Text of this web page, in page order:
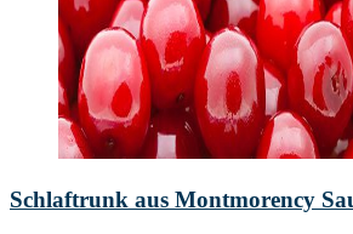
Schlaftrunk aus Montmorency